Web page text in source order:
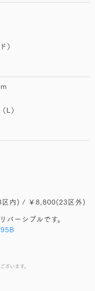
います。
）
L）
区内) / ￥8,800(23区外)
バーシブルです。